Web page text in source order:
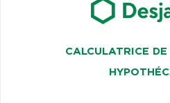
CALCULATRICE